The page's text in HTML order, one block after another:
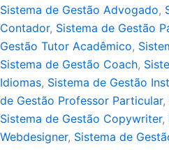
Sistema de Gestão Advogado,
Contador, Sistema de Gestão
Gestão Tutor Acadêmico,
Sistema de Gestão Coach,
Idiomas, Sistema de Gestão
de Gestão Professor Particular,
Sistema de Gestão Copywriter,
Webdesigner, Sistema de